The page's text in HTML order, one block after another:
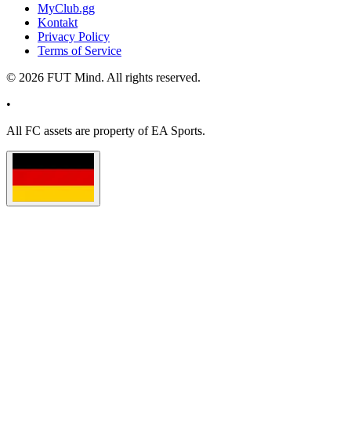
MyClub.gg
Kontakt
Privacy Policy
Terms of Service
© 2026 FUT Mind. All rights reserved.
•
All FC assets are property of EA Sports.